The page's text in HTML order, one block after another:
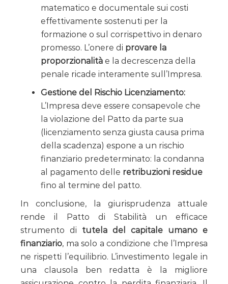
matematico e documentale sui costi
effettivamente sostenuti per la
formazione o sul corrispettivo in denaro
promesso. L’onere di provare la
proporzionalità e la decrescenza della
penale ricade interamente sull’Impresa.
Gestione del Rischio Licenziamento:
L’Impresa deve essere consapevole che
la violazione del Patto da parte sua
(licenziamento senza giusta causa prima
della scadenza) espone a un rischio
finanziario predeterminato: la condanna
al pagamento delle retribuzioni residue
fino al termine del patto.
In conclusione, la giurisprudenza attuale
rende il Patto di Stabilità un efficace
strumento di tutela del capitale umano e
finanziario, ma solo a condizione che l’Impresa
ne rispetti l’equilibrio. L’investimento legale in
una clausola ben redatta è la migliore